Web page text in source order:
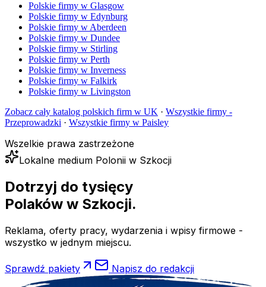
Polskie firmy w Glasgow
Polskie firmy w Edynburg
Polskie firmy w Aberdeen
Polskie firmy w Dundee
Polskie firmy w Stirling
Polskie firmy w Perth
Polskie firmy w Inverness
Polskie firmy w Falkirk
Polskie firmy w Livingston
Zobacz cały katalog polskich firm w UK · Wszystkie firmy -
Przeprowadzki · Wszystkie firmy w Paisley
Wszelkie prawa zastrzeżone
Lokalne medium Polonii w Szkocji
Dotrzyj do tysięcy
Polaków w Szkocji.
Reklama, oferty pracy, wydarzenia i wpisy firmowe -
wszystko w jednym miejscu.
Sprawdź pakiety Napisz do redakcji